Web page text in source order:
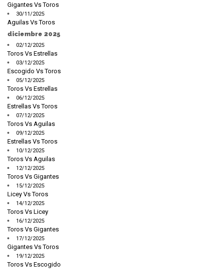
Gigantes Vs Toros
30/11/2025
Aguilas Vs Toros
diciembre 2025
02/12/2025
Toros Vs Estrellas
03/12/2025
Escogido Vs Toros
05/12/2025
Toros Vs Estrellas
06/12/2025
Estrellas Vs Toros
07/12/2025
Toros Vs Aguilas
09/12/2025
Estrellas Vs Toros
10/12/2025
Toros Vs Aguilas
12/12/2025
Toros Vs Gigantes
15/12/2025
Licey Vs Toros
14/12/2025
Toros Vs Licey
16/12/2025
Toros Vs Gigantes
17/12/2025
Gigantes Vs Toros
19/12/2025
Toros Vs Escogido